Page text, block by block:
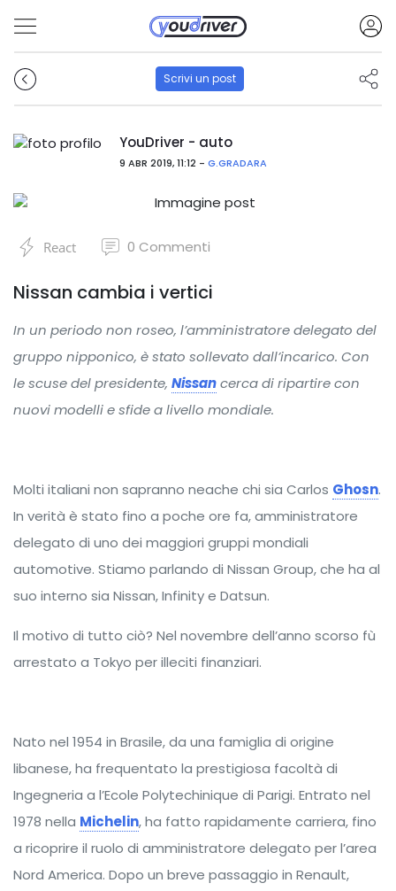
Scrivi un post
YouDriver - auto
9 ABR 2019, 11:12 - G.GRADARA
React 0 Commenti
Nissan cambia i vertici
In un periodo non roseo, l’amministratore delegato del
gruppo nipponico, è stato sollevato dall’incarico. Con
le scuse del presidente, Nissancerca di ripartire con
nuovi modelli e sfide a livello mondiale.
Molti italiani non sapranno neache chi sia Carlos Ghosn.
In verità è stato fino a poche ore fa, amministratore
delegato di uno dei maggiori gruppi mondiali
automotive. Stiamo parlando di Nissan Group, che ha al
suo interno sia Nissan, Infinity e Datsun.
Il motivo di tutto ciò? Nel novembre dell’anno scorso fù
arrestato a Tokyo per illeciti finanziari.
Nato nel 1954 in Brasile, da una famiglia di origine
libanese, ha frequentato la prestigiosa facoltà di
Ingegneria a l’Ecole Polytechinique di Parigi. Entrato nel
1978 nella Michelin, ha fatto rapidamente carriera, fino
a ricoprire il ruolo di amministratore delegato per l’area
Nord America. Dopo un breve passaggio in Renault,